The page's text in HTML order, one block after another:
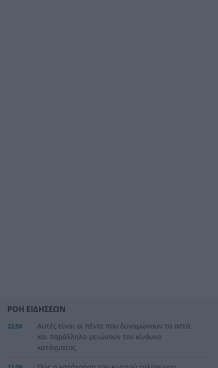
ΡΟΗ ΕΙΔΗΣΕΩΝ
22:59
Αυτές είναι οι πέντε που δυναμώνουν τα οστά
και παράλληλα μειώνουν τον κίνδυνο
κατάγματος